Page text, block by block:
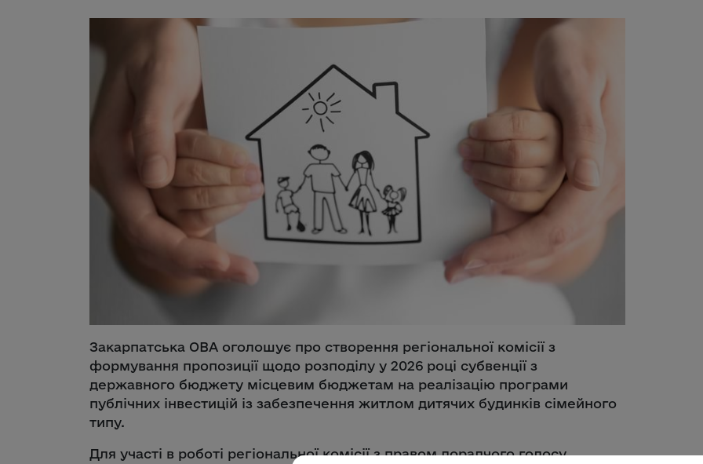
Закарпатська ОВА оголошує про створення регіональної комісії з
формування пропозиції щодо розподілу у 2026 році субвенції з
державного бюджету місцевим бюджетам на реалізацію програми
публічних інвестицій із забезпечення житлом дитячих будинків сімейного
типу.
Для участі в роботі регіональної комісії з правом дорадчого голосу